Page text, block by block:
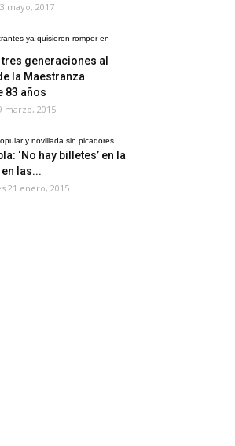
mayo, 2017
ya quisieron romper en
tres generaciones al
la Maestranza
83 años
marzo, 2015
y novillada sin picadores
‘No hay billetes’ en la
las...
21 enero, 2015